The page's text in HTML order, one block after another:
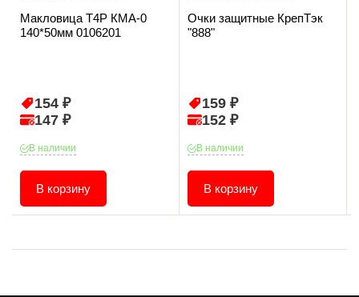
Макловица T4P КМА-0
140*50мм 0106201
154 ₽
147 ₽
В наличии
В корзину
Очки защитные КрепТэк
"888"
159 ₽
152 ₽
В наличии
В корзину